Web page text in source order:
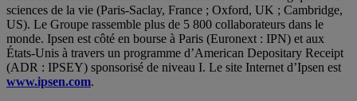
sciences de la vie (Paris-Saclay, France ; Oxford, UK ; Cambridge,
US). Le Groupe rassemble plus de 5 800 collaborateurs dans le
monde. Ipsen est côté en bourse à Paris (Euronext : IPN) et aux
États-Unis à travers un programme d’American Depositary Receipt
(ADR : IPSEY) sponsorisé de niveau I. Le site Internet d’Ipsen est
www.ipsen.com.